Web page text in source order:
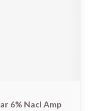
6% Nacl Amp